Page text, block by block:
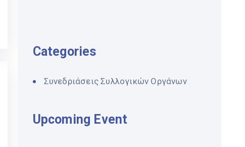
Categories
Συνεδριάσεις Συλλογικών Οργάνων
Upcoming Event